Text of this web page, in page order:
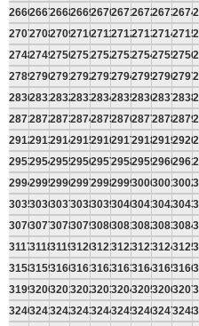
266626672668266926702671267226732674
270727082709271027112712271327142715
274827492750275127522753275427552756
278927902791279227932794279527962797
283028312832283328342835283628372838
287128722873287428752876287728782879
291229132914291529162917291829192920
295329542955295629572958295929602961
299429952996299729982999300030013002
303530363037303830393040304130423043
307630773078307930803081308230833084
311731183119312031213122312331243125
315831593160316131623163316431653166
319932003201320232033204320532063207
324032413242324332443245324632473248